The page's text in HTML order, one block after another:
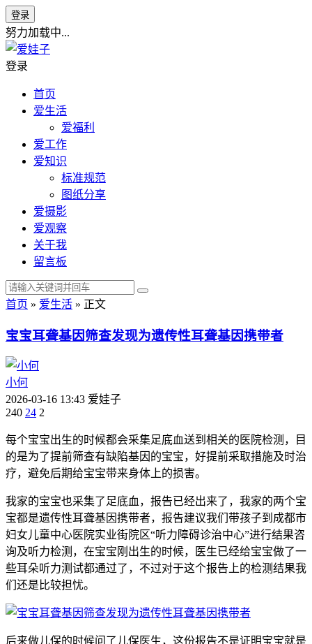
登录
努力加载中...
登录
首页
爱生活
爱福利
爱工作
爱知识
标准规范
图纸分享
爱摄影
爱观察
关于我
留言板
首页 » 爱生活 » 正文
宝宝耳聋基因筛查发现为遗传性耳聋基因携带者
小何
2026-03-16 13:43 爱娃子
240 24 2
每个宝宝出生的时候都会采集足底血送到相关的医院检测，目
的是为了提前筛查有缺陷基因的宝宝，好提前采取措施及时治
疗，避免后期给宝宝带来身体上的损害。
我家的宝宝也采集了足底血，报告已经出来了，我家的两个宝
宝都是遗传性耳聋基因携带者，报告建议我们带孩子到成都市
妇女儿童中心医院实业街院区“听力障碍诊治中心”进行结果咨
询及听力检测，在宝宝刚出生的时候，医生已经给宝宝做了一
些耳朵听力测试都通过了，不过对于这个报告上的检测结果我
们还是比较担忧。
后来做儿保的时候问了儿保医生，这份报告不是证明宝宝就是